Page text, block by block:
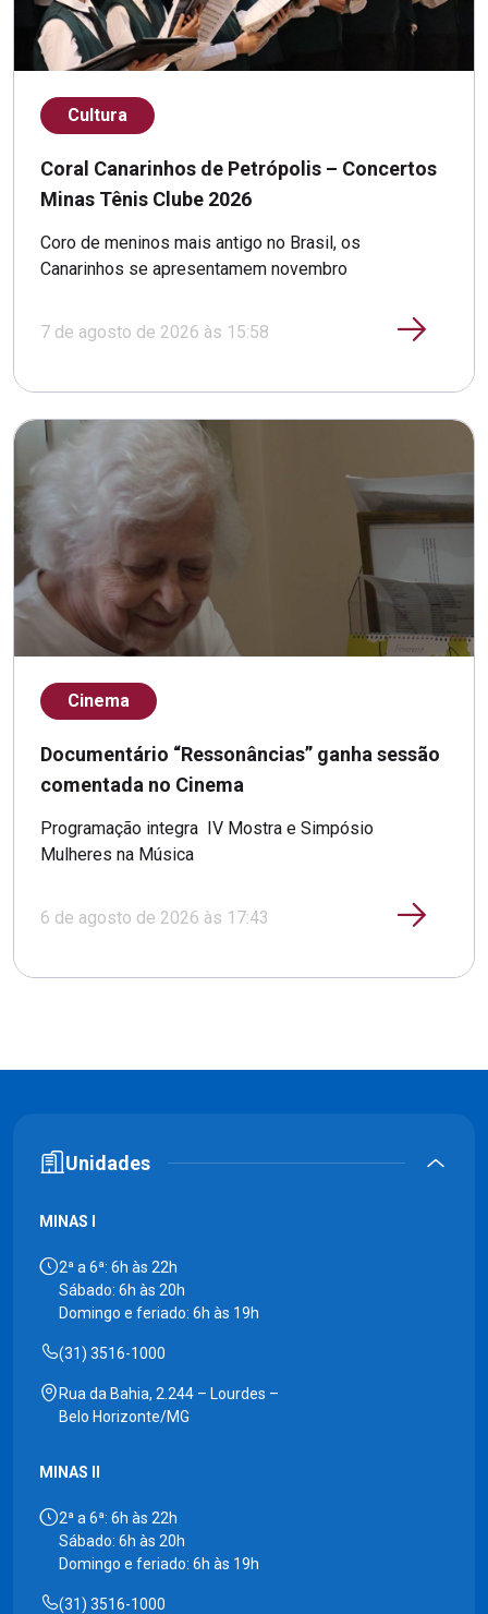
Cultura
Coral Canarinhos de Petrópolis – Concertos
Minas Tênis Clube 2026
Coro de meninos mais antigo no Brasil, os
Canarinhos se apresentamem novembro
7 de agosto de 2026 às 15:58
Cinema
Documentário “Ressonâncias” ganha sessão
comentada no Cinema
Programação integra IV Mostra e Simpósio
Mulheres na Música
6 de agosto de 2026 às 17:43
Unidades
MINAS I
2ª a 6ª: 6h às 22h
Sábado: 6h às 20h
Domingo e feriado: 6h às 19h
(31) 3516-1000
Rua da Bahia, 2.244 – Lourdes –
Belo Horizonte/MG
MINAS II
2ª a 6ª: 6h às 22h
Sábado: 6h às 20h
Domingo e feriado: 6h às 19h
(31) 3516-1000